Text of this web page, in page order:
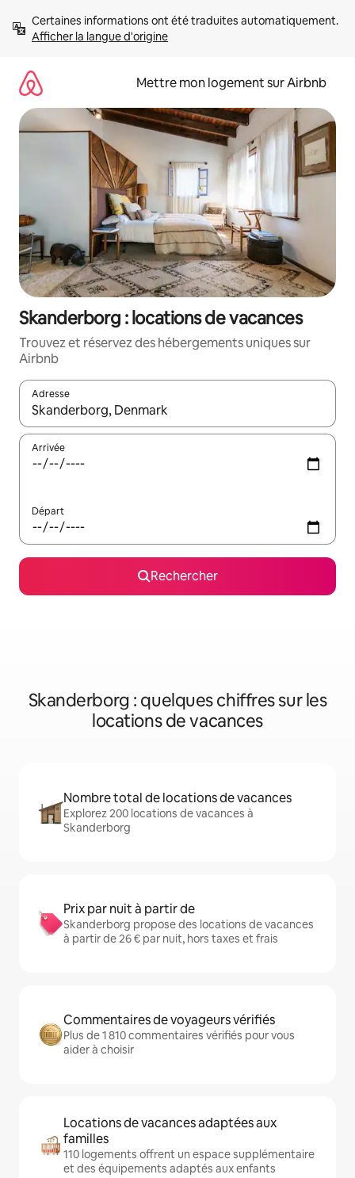
directement
Afficher la langue d'origine
Mettre mon logement sur Airbnb
Skanderborg : locations de vacances
Trouvez et réservez des hébergements uniques sur
Airbnb
Adresse
Lorsque les résultats s'affichent, utilisez les flèches vers le
Arrivée
Départ
Rechercher
Skanderborg : quelques chiffres sur les
locations de vacances
Nombre total de locations de vacances
Explorez 200 locations de vacances à
Skanderborg
Prix par nuit à partir de
Skanderborg propose des locations de vacances
à partir de 26 € par nuit, hors taxes et frais
Commentaires de voyageurs vérifiés
Plus de 1 810 commentaires vérifiés pour vous
aider à choisir
Locations de vacances adaptées aux
familles
110 logements offrent un espace supplémentaire
et des équipements adaptés aux enfants